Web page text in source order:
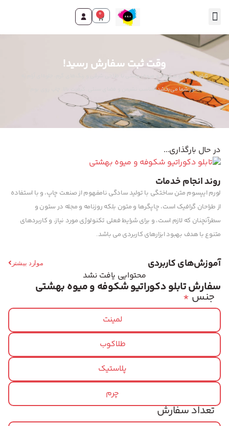
0
وقت ثبت سفارش رسید!
تابلو دکوراتیو شکوفه و میوه بهشتی با طراحی شرقی و رنگ‌های گرم، جلوه‌ای آرام به
دکور شما می‌بخشد. مناسب نشیمن و فضای سنتی. کیفیت بالا، چاپ روی بوم.
در حال بارگذاری...
روند انجام خدمات
لورم ایپسوم متن ساختگی با تولید سادگی نامفهوم از صنعت چاپ، و با استفاده
از طراحان گرافیک است، چاپگرها و متون بلکه روزنامه و مجله در ستون و
سطرآنچنان که لازم است، و برای شرایط فعلی تکنولوژی مورد نیاز، و کاربردهای
متنوع با هدف بهبود ابزارهای کاربردی می باشد.
آموزش‌های کاربردی موارد بیشتر
محتوایی یافت نشد
سفارش تابلو دکوراتیو شکوفه و میوه بهشتی
*جنس
لمینت
طلاکوب
پلاستیک
چرم
تعداد سفارش